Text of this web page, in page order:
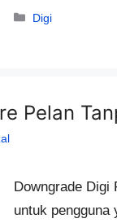
Categories
Digi
Pelan
Downgrade Digi
untuk pengguna